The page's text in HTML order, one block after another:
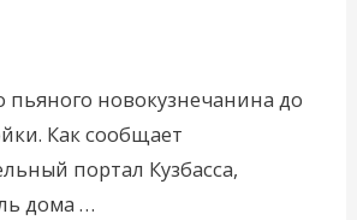
пьяного новокузнечанина до
Как сообщает
портал Кузбасса,
дома …